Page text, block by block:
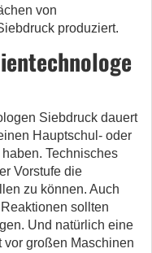
von
produziert.
Siebdruck dauert
Hauptschul- oder
Technisches
Vorstufe die
zu können. Auch
sollten
Und natürlich eine
vor großen Maschinen